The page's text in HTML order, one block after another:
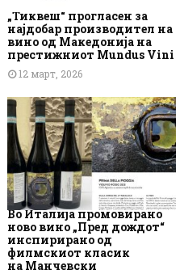
„Тиквеш“ прогласен за
најдобар производител на
вино од Македонија на
престижниот Mundus Vini
12 март, 2026
Во Италија промовирано
ново вино „Пред дождот“
инспирирано од
филмскиот класик
на Манчевски